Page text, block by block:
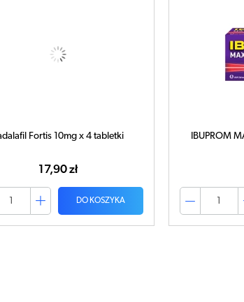
Fortis 10mg x 4 tabletki
17,90 zł
DO KOSZYKA
IBUPROM